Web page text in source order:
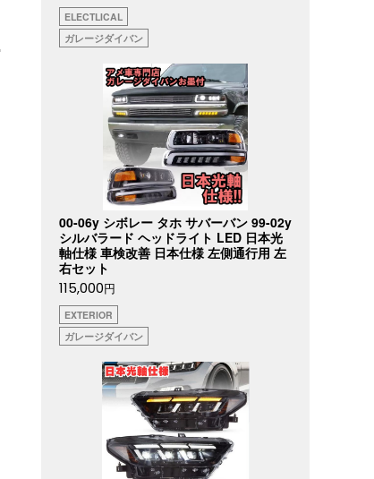
ELECTLICAL
ガレージダイバン
00-06y シボレー タホ サバーバン 99-02y
シルバラード ヘッドライト LED 日本光
軸仕様 車検改善 日本仕様 左側通行用 左
右セット
115,000円
EXTERIOR
ガレージダイバン